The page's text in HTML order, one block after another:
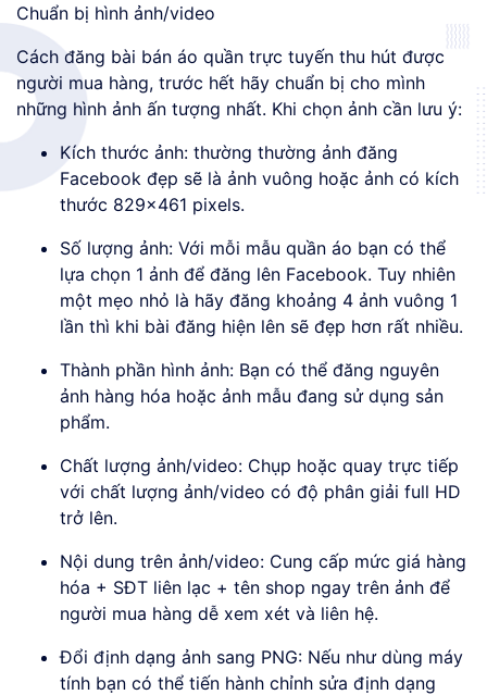
Chuẩn bị hình ảnh/video
Cách đăng bài bán áo quần trực tuyến thu hút được
người mua hàng, trước hết hãy chuẩn bị cho mình
những hình ảnh ấn tượng nhất. Khi chọn ảnh cần lưu ý:
Kích thước ảnh: thường thường ảnh đăng
Facebook đẹp sẽ là ảnh vuông hoặc ảnh có kích
thước 829×461 pixels.
Số lượng ảnh: Với mỗi mẫu quần áo bạn có thể
lựa chọn 1 ảnh để đăng lên Facebook. Tuy nhiên
một mẹo nhỏ là hãy đăng khoảng 4 ảnh vuông 1
lần thì khi bài đăng hiện lên sẽ đẹp hơn rất nhiều.
Thành phần hình ảnh: Bạn có thể đăng nguyên
ảnh hàng hóa hoặc ảnh mẫu đang sử dụng sản
phẩm.
Chất lượng ảnh/video: Chụp hoặc quay trực tiếp
với chất lượng ảnh/video có độ phân giải full HD
trở lên.
Nội dung trên ảnh/video: Cung cấp mức giá hàng
hóa + SĐT liên lạc + tên shop ngay trên ảnh để
người mua hàng dễ xem xét và liên hệ.
Đổi định dạng ảnh sang PNG: Nếu như dùng máy
tính bạn có thể tiến hành chỉnh sửa định dạng